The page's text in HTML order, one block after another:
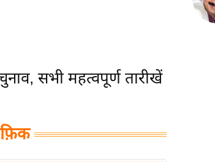
सभी महत्वपूर्ण तारीखें